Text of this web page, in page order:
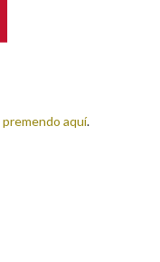
premendo aquí.